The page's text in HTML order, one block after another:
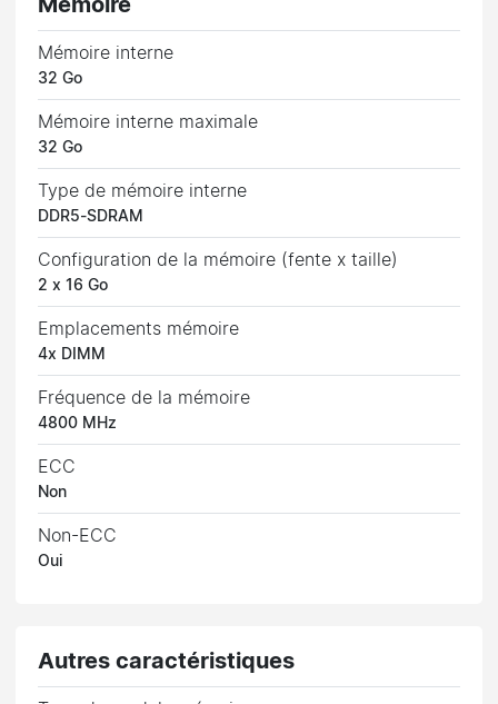
Mémoire
Mémoire interne
32 Go
Mémoire interne maximale
32 Go
Type de mémoire interne
DDR5-SDRAM
Configuration de la mémoire (fente x taille)
2 x 16 Go
Emplacements mémoire
4x DIMM
Fréquence de la mémoire
4800 MHz
ECC
Non
Non-ECC
Oui
Autres caractéristiques